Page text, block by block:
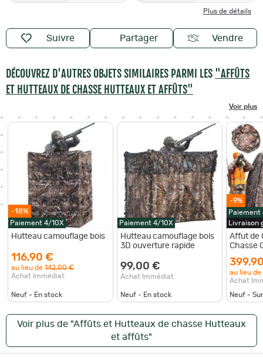
Plus de détails
Suivre Partager Vendre
DÉCOUVREZ D'AUTRES OBJETS SIMILAIRES PARMI LES "AFFÛTS
ET HUTTEAUX DE CHASSE HUTTEAUX ET AFFÛTS"
Voir plus
-18%
Paiement 4/10X
Hutteau camouflage bois
116,90 €
au lieu de 142,00 €
Achat Immédiat
Neuf - En stock
Paiement 4/10X
Hutteau camouflage bois
3D ouverture rapide
99,00 €
Achat Immédiat
Neuf - En stock
-9%
Paiement
Livraison
Affut de
Chasse
Fusil
au lieu de
Achat
Neuf -
Voir plus de "Affûts et Hutteaux de chasse Hutteaux
et affûts"